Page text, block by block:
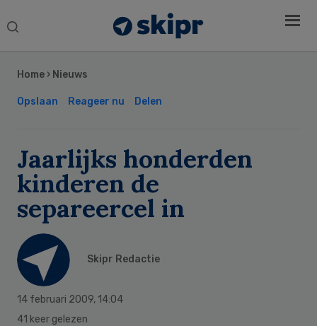
Search
Home › Nieuws
Opslaan Reageer nu Delen
Jaarlijks honderden
kinderen de
separeercel in
Skipr Redactie
14 februari 2009, 14:04
41 keer gelezen
Sidebar